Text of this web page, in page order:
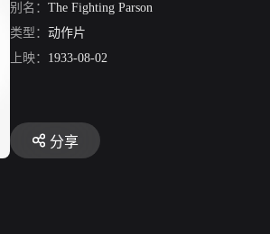
别名： The Fighting Parson
类型： 动作片
上映： 1933-08-02
分享